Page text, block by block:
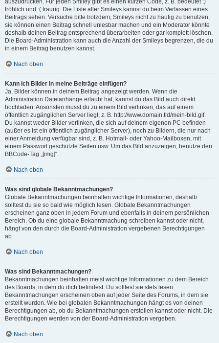
auszudrücken. Für jeden Smiley gibt es einen kurzen Code, z. B. bedeutet :)
fröhlich und :( traurig. Die Liste aller Smileys kannst du beim Verfassen eines
Beitrags sehen. Versuche bitte trotzdem, Smileys nicht zu häufig zu benutzen,
sie können einen Beitrag schnell unlesbar machen und ein Moderator könnte
deshalb deinen Beitrag entsprechend überarbeiten oder gar komplett löschen.
Die Board-Administration kann auch die Anzahl der Smileys begrenzen, die du
in einem Beitrag benutzen kannst.
Nach oben
Kann ich Bilder in meine Beiträge einfügen?
Ja, Bilder können in deinem Beitrag angezeigt werden. Wenn die
Administration Dateianhänge erlaubt hat, kannst du das Bild auch direkt
hochladen. Ansonsten musst du zu einem Bild verlinken, das auf einem
öffentlich zugänglichen Server liegt, z. B. http://www.domain.tld/mein-bild.gif.
Du kannst weder Bilder verlinken, die sich auf deinem eigenen PC befinden
(außer es ist ein öffentlich zugänglicher Server), noch zu Bildern, die nur nach
einer Anmeldung verfügbar sind, z. B. Hotmail- oder Yahoo-Mailboxen, mit
einem Passwort geschützte Seiten usw. Um das Bild anzuzeigen, benutze den
BBCode-Tag „[img]“.
Nach oben
Was sind globale Bekanntmachungen?
Globale Bekanntmachungen beinhalten wichtige Informationen, deshalb
solltest du sie so bald wie möglich lesen. Globale Bekanntmachungen
erscheinen ganz oben in jedem Forum und ebenfalls in deinem persönlichen
Bereich. Ob du eine globale Bekanntmachung schreiben kannst oder nicht,
hängt von den durch die Board-Administration vergebenen Berechtigungen
ab.
Nach oben
Was sind Bekanntmachungen?
Bekanntmachungen beinhalten meist wichtige Informationen zu dem Bereich
des Boards, in dem du dich befindest. Du solltest sie stets lesen.
Bekanntmachungen erscheinen oben auf jeder Seite des Forums, in dem sie
erstellt wurden. Wie bei globalen Bekanntmachungen hängt es von deinen
Berechtigungen ab, ob du Bekanntmachungen erstellen kannst oder nicht. Die
Berechtigungen werden von der Board-Administration vergeben.
Nach oben